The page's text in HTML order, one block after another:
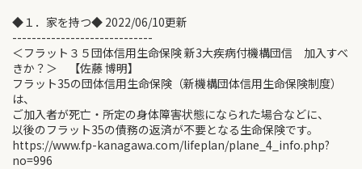
◆１．家を持つ◆ 2022/06/10更新
-----------------------------
＜フラット３５団体信用生命保険 新3大疾病付機構団信 加入すべ
きか？＞ 【佐藤 博明】
フラット35の団体信用生命保険（新機構団体信用生命保険制度）
は、
ご加入者が死亡・所定の身体障害状態になられた場合などに、
以後のフラット35の債務の返済が不要となる生命保険です。
https://www.fp-kanagawa.com/lifeplan/plane_4_info.php?
no=996